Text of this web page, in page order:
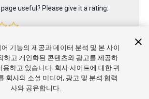
useful? Please give it a rating:
on this page
기능의 제공과 데이터 분석 및 본 사이
하고 개인화된 콘텐츠와 광고를 제공하
용하고 있습니다. 회사 사이트에 대한 귀
회사의 소셜 미디어, 광고 및 분석 협력
사와 공유합니다.